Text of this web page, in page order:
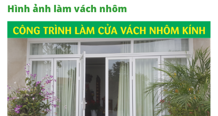
Hình ảnh làm vách nhôm